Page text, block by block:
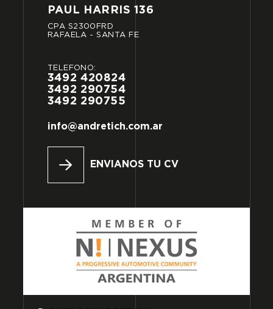
PAUL HARRIS 136
CPA S2300FRD
RAFAELA
- SANTA FE
TELÉFONO:
3492 420824
3492 290754
3492 290755
info@andretich.com.ar
ENVIANOS TU CV